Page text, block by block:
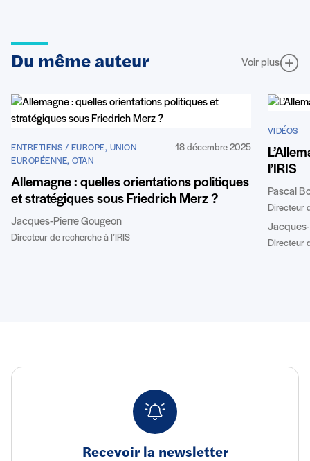
Du même auteur Voir plus
ENTRETIENS / EUROPE, UNION
EUROPÉENNE, OTAN
18 décembre 2025
Allemagne : quelles orientations politiques
et stratégiques sous Friedrich Merz ?
Jacques-Pierre Gougeon
Directeur de recherche à l’IRIS
VIDÉOS
l’IRIS
Pascal
Directeur
Directeur
Recevoir la newsletter